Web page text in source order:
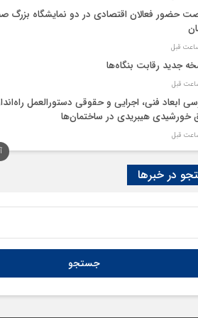
حضور فعالان اقتصادی در دو نمایشگاه بزرگ
جدید رقابت‌ بنگاه‌ها
ابعاد فنی، اجرایی و حقوقی دستورالعمل
خورشیدی هیبریدی در ساختمان‌ها
تورم ترکیه در کانال ۳۰ درصد
صمت در فرآیند ثبت‌سفارش
باید قیمت‌ها را تعیین کند؟
در خبرها